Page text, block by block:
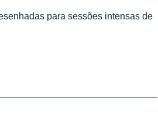
para sessões intensas de